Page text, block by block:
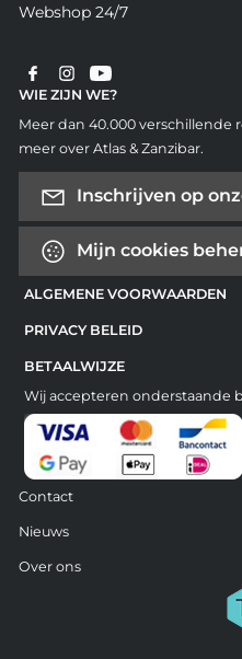
Webshop 24/7
WIE ZIJN WE?
Meer dan 40.000
meer over Atlas & Zanzibar.
Inschrijven op
Mijn cookies
ALGEMENE VOORWAARDEN
PRIVACY BELEID
BETAALWIJZE
Wij accepteren onderstaande
Contact
Nieuws
Over ons